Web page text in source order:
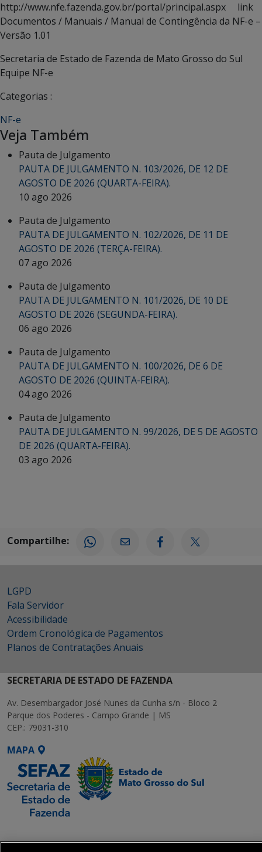
http://www.nfe.fazenda.gov.br/portal/principal.aspx link
Documentos / Manuais / Manual de Contingência da NF-e –
Versão 1.01
Secretaria de Estado de Fazenda de Mato Grosso do Sul
Equipe NF-e
Categorias :
NF-e
Veja Também
Pauta de Julgamento
PAUTA DE JULGAMENTO N. 103/2026, DE 12 DE
AGOSTO DE 2026 (QUARTA-FEIRA).
10 ago 2026
Pauta de Julgamento
PAUTA DE JULGAMENTO N. 102/2026, DE 11 DE
AGOSTO DE 2026 (TERÇA-FEIRA).
07 ago 2026
Pauta de Julgamento
PAUTA DE JULGAMENTO N. 101/2026, DE 10 DE
AGOSTO DE 2026 (SEGUNDA-FEIRA).
06 ago 2026
Pauta de Julgamento
PAUTA DE JULGAMENTO N. 100/2026, DE 6 DE
AGOSTO DE 2026 (QUINTA-FEIRA).
04 ago 2026
Pauta de Julgamento
PAUTA DE JULGAMENTO N. 99/2026, DE 5 DE AGOSTO
DE 2026 (QUARTA-FEIRA).
03 ago 2026
Compartilhe:
LGPD
Fala Servidor
Acessibilidade
Ordem Cronológica de Pagamentos
Planos de Contratações Anuais
SECRETARIA DE ESTADO DE FAZENDA
Av. Desembargador José Nunes da Cunha s/n - Bloco 2
Parque dos Poderes - Campo Grande | MS
CEP.: 79031-310
MAPA
Executiva de